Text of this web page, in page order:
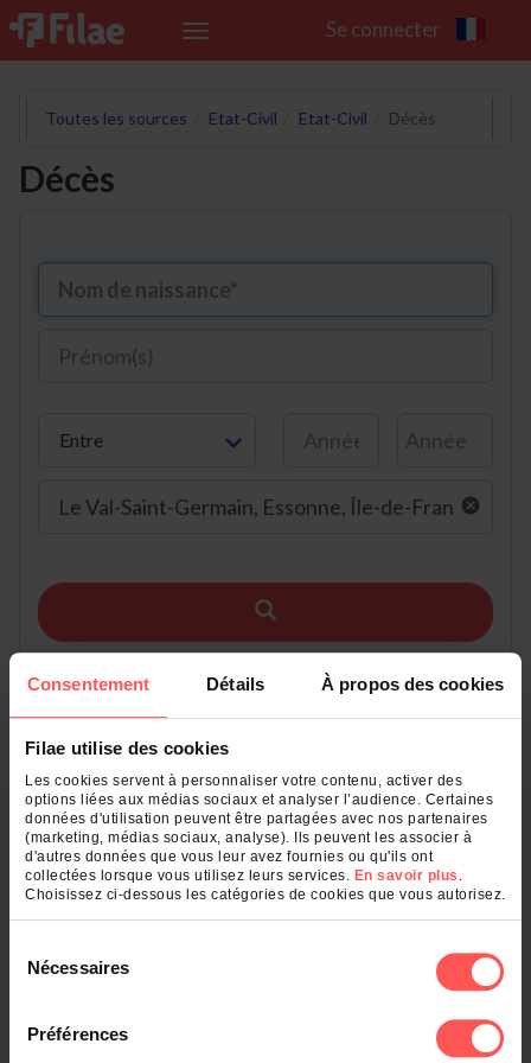
Consentement Détails À propos des cookies
Filae utilise des cookies
Les cookies servent à personnaliser votre contenu, activer des
options liées aux médias sociaux et analyser l’audience. Certaines
données d'utilisation peuvent être partagées avec nos partenaires
(marketing, médias sociaux, analyse). Ils peuvent les associer à
d'autres données que vous leur avez fournies ou qu'ils ont
collectées lorsque vous utilisez leurs services. En savoir plus .
Choisissez ci-dessous les catégories de cookies que vous autorisez.
Nécessaires
Préférences
Toggle
Se connecter
Toutes les sources Etat-Civil Etat-Civil Décès
Décès
Entre
cancel
Découvrez plusieurs millions d'actes et de relevés
d'actes d'état civil dans la plus importante source
d'Etat Civil Français en ligne.